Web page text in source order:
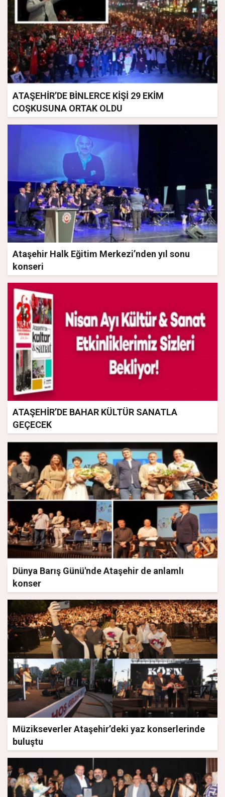
ATAŞEHİR’DE BİNLERCE KİŞİ 29 EKİM
COŞKUSUNA ORTAK OLDU
Ataşehir Halk Eğitim Merkezi’nden yıl sonu
konseri
ATAŞEHİR’DE BAHAR KÜLTÜR SANATLA
GEÇECEK
Dünya Barış Günü'nde Ataşehir de anlamlı
konser
Müzikseverler Ataşehir’deki yaz konserlerinde
buluştu